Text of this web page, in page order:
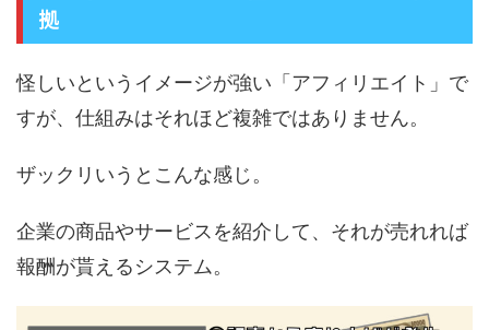
拠
怪しいというイメージが強い「アフィリエイト」で
すが、仕組みはそれほど複雑ではありません。
ザックリいうとこんな感じ。
企業の商品やサービスを紹介して、それが売れれば
報酬が貰えるシステム。